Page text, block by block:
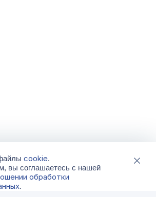
cookie.
вы соглашаетесь с нашей
обработки
.